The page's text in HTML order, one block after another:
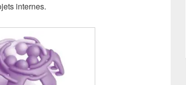
internes.